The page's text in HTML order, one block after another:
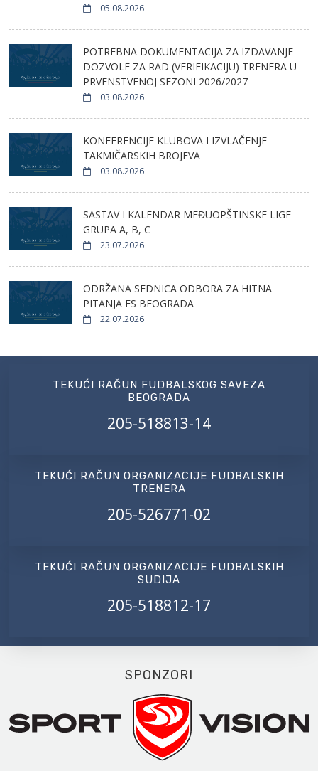
05.08.2026
POTREBNA DOKUMENTACIJA ZA IZDAVANJE
DOZVOLE ZA RAD (VERIFIKACIJU) TRENERA U
PRVENSTVENOJ SEZONI 2026/2027
03.08.2026
KONFERENCIJE KLUBOVA I IZVLAČENJE
TAKMIČARSKIH BROJEVA
03.08.2026
SASTAV I KALENDAR MEĐUOPŠTINSKE LIGE
GRUPA A, B, C
23.07.2026
ODRŽANA SEDNICA ODBORA ZA HITNA
PITANJA FS BEOGRADA
22.07.2026
TEKUĆI RAČUN FUDBALSKOG SAVEZA
BEOGRADA
205-518813-14
TEKUĆI RAČUN ORGANIZACIJE FUDBALSKIH
TRENERA
205-526771-02
TEKUĆI RAČUN ORGANIZACIJE FUDBALSKIH
SUDIJA
205-518812-17
SPONZORI